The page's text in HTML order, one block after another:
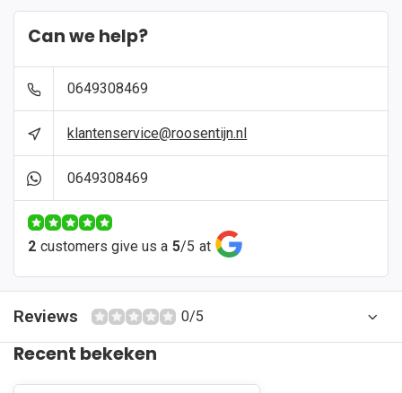
Can we help?
0649308469
klantenservice@roosentijn.nl
0649308469
2 customers give us a 5/5 at
Reviews 0/5
Recent bekeken